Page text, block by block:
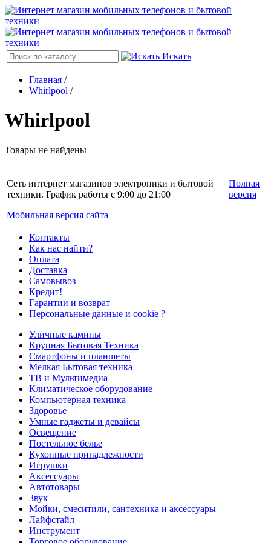
Искать
Главная /
Whirlpool /
Whirlpool
Товары не найдены
Сеть интернет магазинов электроники и бытовой
техники. График работы с 9:00 до 21:00
Мобильная версия сайта
Полная
версия
Контакты
Как нас найти?
Оплата
Доставка
Самовывоз
Кредит!
Гарантии и возврат
Персональные данные и cookie ?
Уличные камины
Крупная Бытовая Техника
Смартфоны и планшеты
Мелкая Бытовая техника
ТВ и Мультимедиа
Климатическое оборудование
Компьютерная техника
Здоровье
Умные гаджеты и девайсы
Освещение
Постельное белье
Кухонные принадлежности
Игрушки
Аксессуары
Автотовары
Звук
Мойки, смеситили, сантехника и аксессуары
Лайфстайл
Инструмент